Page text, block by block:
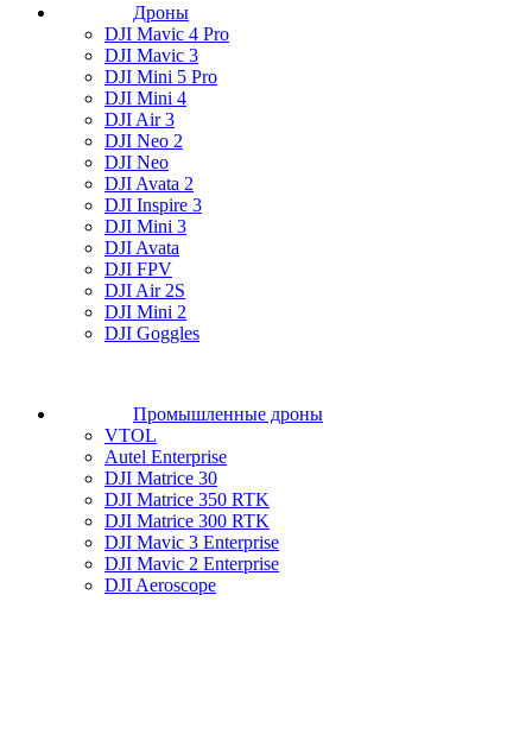
Дроны
DJI Mavic 4 Pro
DJI Mavic 3
DJI Mini 5 Pro
DJI Mini 4
DJI Air 3
DJI Neo 2
DJI Neo
DJI Avata 2
DJI Inspire 3
DJI Mini 3
DJI Avata
DJI FPV
DJI Air 2S
DJI Mini 2
DJI Goggles
Промышленные дроны
VTOL
Autel Enterprise
DJI Matrice 30
DJI Matrice 350 RTK
DJI Matrice 300 RTK
DJI Mavic 3 Enterprise
DJI Mavic 2 Enterprise
DJI Aeroscope